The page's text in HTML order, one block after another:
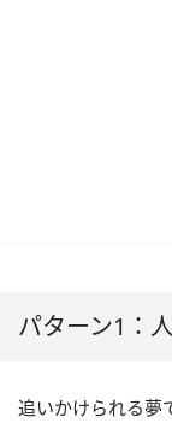
パターン1：
追いかけられる夢